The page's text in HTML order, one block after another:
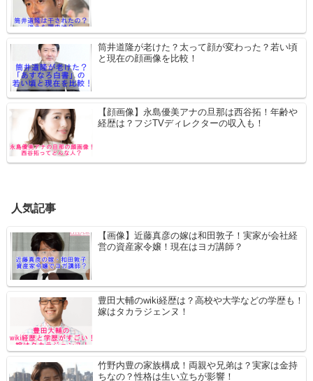
筒井道隆が老けた？太って顔が変わった？若い頃
と現在の顔画像を比較！
【顔画像】永島優美アナの旦那は西谷拓！年齢や
経歴は？フジTVディレクターの収入も！
人気記事
【画像】近藤真彦の嫁は和田敦子！実家が会社経
営の資産家令嬢！現在はヨガ講師？
豊田大輔のwiki経歴は？高校や大学などの学歴も！
嫁はタカラジェンヌ！
竹野内豊の家族構成！両親や兄弟は？実家は金持
ちなの？性格は生い立ちが影響！